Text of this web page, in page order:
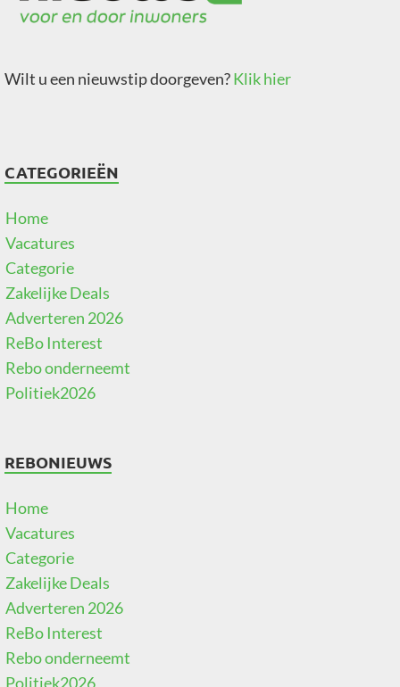
Wilt u een nieuwstip doorgeven?Klik hier
CATEGORIEËN
Home
Vacatures
Categorie
Zakelijke Deals
Adverteren 2026
ReBo Interest
Rebo onderneemt
Politiek2026
REBONIEUWS
Home
Vacatures
Categorie
Zakelijke Deals
Adverteren 2026
ReBo Interest
Rebo onderneemt
Politiek2026